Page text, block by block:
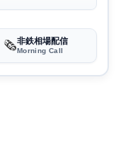
🗞️非鉄相場配信
Morning Call